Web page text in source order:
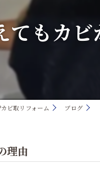
てもカ
ビ取リフォーム ブログ
理由